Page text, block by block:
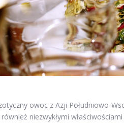
owoc z Azji Południowo-
niezwykłymi